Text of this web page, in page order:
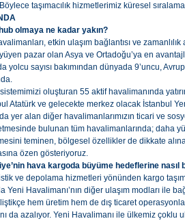
taşımacılık hizmetlerimiz küresel
olmaya ne kadar yakın?
etkin ulaşım bağlantısı ve zamanlılık
pazar olan Asya ve Ortadoğu’ya en
yolcu sayısı bakımından dünyada 9’uncu,
oluşturan 55 aktif havalimanında
Atatürk ve gelecekte merkez olacak İstanbul
yer alan diğer havalimanlarımızın ticari ve
bulunan tüm havalimanlarında; daha
teminen, bölgesel özellikler de dikkate
özen gösteriyoruz.
hava kargoda büyüme hedeflerine nasıl
ve depolama hizmetleri yönünden kargo
Havalimanı’nın diğer ulaşım modları ile
hem üretim hem de dış ticaret
da azalıyor. Yeni Havalimanı ile ülkemiz çoklu